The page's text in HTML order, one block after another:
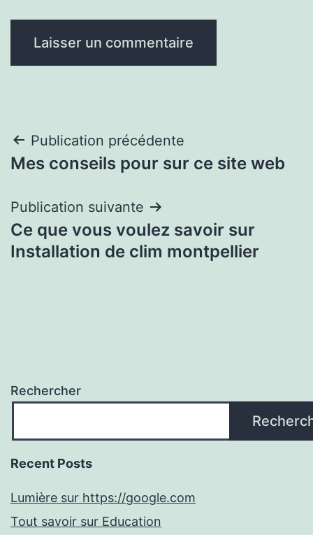
Navigation
de
l’article
Publication précédente
Mes conseils pour sur ce site web
Publication suivante
Ce que vous voulez savoir sur
Installation de clim montpellier
Rechercher
Recent Posts
Lumière sur https://google.com
Tout savoir sur Education